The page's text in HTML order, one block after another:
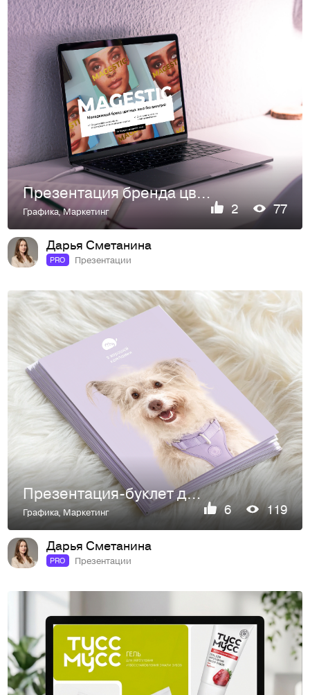
Презентация бренда цветных контактных линз
Графика,Маркетинг 2 77
Дарья Сметанина
PRO Презентации
Презентация-буклет для бренда товаров для собак
Графика,Маркетинг 6 119
Дарья Сметанина
PRO Презентации